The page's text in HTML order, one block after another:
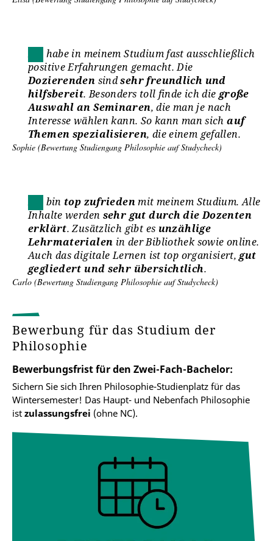
Ich habe in meinem Studium fast ausschließlich
positive Erfahrungen gemacht. Die
Dozierenden sindsehr freundlich und
hilfsbereit. Besonders toll finde ich die große
Auswahl an Seminaren, die man je nach
Interesse wählen kann. So kann man sichauf
Themen spezialisieren, die einem gefallen.
Sophie (Bewertung Studiengang Philosophie auf Studycheck)
Ich bin top zufriedenmit meinem Studium. Alle
Inhalte werden sehr gut durch die Dozenten
erklärt. Zusätzlich gibt es unzählige
Lehrmaterialen in der Bibliothek sowie online.
Auch das digitale Lernen ist top organisiert,gut
gegliedert und sehr übersichtlich.
Carlo (Bewertung Studiengang Philosophie auf Studycheck)
Bewerbung für das Studium der
Philosophie
Bewerbungsfrist für den Zwei-Fach-Bachelor:
Sichern Sie sich Ihren Philosophie-Studienplatz für das
Wintersemester! Das Haupt- und Nebenfach Philosophie
ist zulassungsfrei (ohne NC).